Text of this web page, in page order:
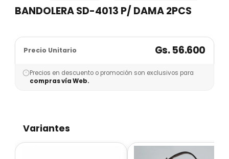
BANDOLERA SD-4013 P/ DAMA 2PCS
Precio Unitario Gs. 56.600
Precios en descuento o promoción son exclusivos para
compras vía Web.
Variantes